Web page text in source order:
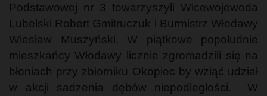
Podstawowej nr 3 towarzyszyli Wicewojewoda
Lubelski Robert Gmitruczuk i Burmistrz Włodawy
Wiesław Muszyński. W piątkowe popołudnie
mieszkańcy Włodawy licznie zgromadzili się na
błoniach przy zbiorniku Okopiec by wziąć udział
w akcji sadzenia dębów niepodległości. W